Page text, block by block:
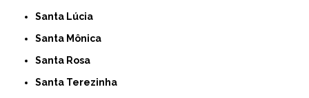
Santa Lúcia
Santa Mônica
Santa Rosa
Santa Terezinha